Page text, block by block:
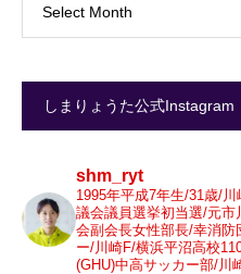
Select Month
しまりょうた公式Instagram
shm_ryt
1995年平成7年生/31歳/
議会議員選挙初当選/元
会副会長女性部長/幸消
ー/川崎F/横浜平沼高校
(GHU)中高サッカー部/川